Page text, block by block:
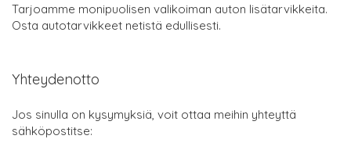
Tarjoamme monipuolisen valikoiman auton lisätarvikkeita.
Osta autotarvikkeet netistä edullisesti.
Yhteydenotto
Jos sinulla on kysymyksiä, voit ottaa meihin yhteyttä
sähköpostitse: